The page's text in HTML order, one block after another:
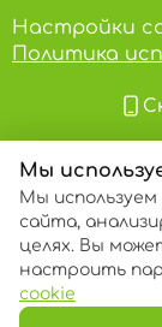
Настройки
Политика
Мы
Мы
сайта,
целях. Вы
настроить
cookie